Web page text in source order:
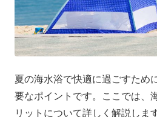
夏の海水浴で快適に過ごすため
要なポイントです。ここでは、
リットについて詳しく解説しま